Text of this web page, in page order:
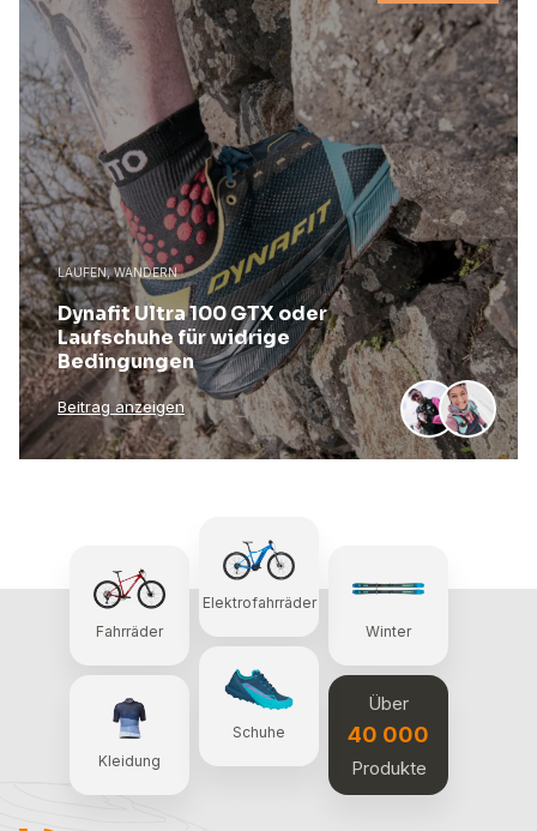
LAUFEN, WANDERN
Dynafit Ultra 100 GTX oder
Laufschuhe für widrige
Bedingungen
Beitrag anzeigen
Fahrräder
Elektrofahrräder
Winter
Kleidung
Schuhe
Über
40 000
Produkte